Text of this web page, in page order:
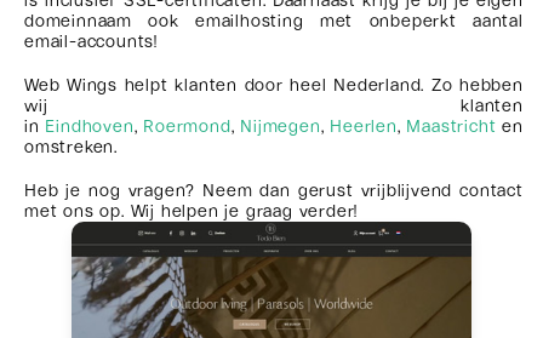
domeinnaam ook emailhosting met onbeperkt aantal
email-accounts!
Web Wings helpt klanten door heel Nederland. Zo hebben
wij klanten
in Eindhoven, Roermond, Nijmegen, Heerlen, Maastricht en
omstreken.
Heb je nog vragen? Neem dan gerust vrijblijvend contact
met ons op. Wij helpen je graag verder!